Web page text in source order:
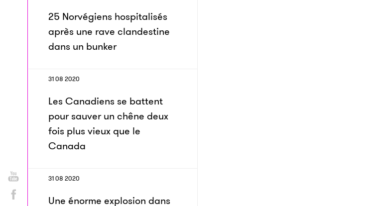
25 Norvégiens hospitalisés
après une rave clandestine
dans un bunker
31 08 2020
Les Canadiens se battent
pour sauver un chêne deux
fois plus vieux que le
Canada
31 08 2020
Une énorme explosion dans